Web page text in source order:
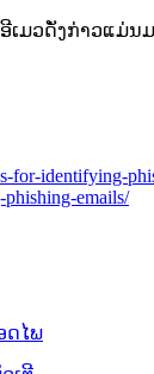
ມ​ວດັ່ງກ່າວແມ່ນ
for-identifying-
emails/
ດໄພ